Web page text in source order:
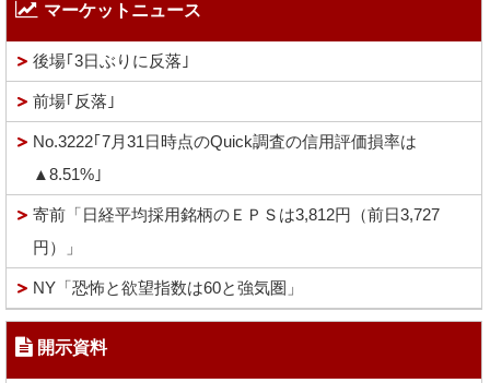
マーケットニュース
後場｢3日ぶりに反落｣
前場｢反落｣
No.3222｢7月31日時点のQuick調査の信用評価損率は
▲8.51%｣
寄前「日経平均採用銘柄のＥＰＳは3,812円（前日3,727
円）」
NY「恐怖と欲望指数は60と強気圏」
開示資料